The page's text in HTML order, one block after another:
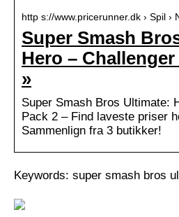
http s://www.pricerunner.dk › Spil ›
Super Smash
Hero – Challenger
»
Super Smash Bros Ultimate:
Pack 2 – Find laveste priser
Sammenlign fra 3 butikker!
Keywords: super smash bros